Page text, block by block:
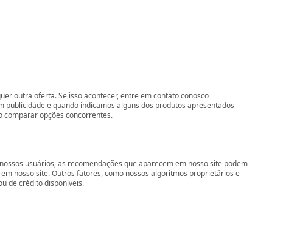
outra oferta. Se isso acontecer, entre em contato conosco
e quando indicamos alguns dos produtos apresentados
comparar opções concorrentes.
usuários, as recomendações que aparecem em nosso site podem
nosso site. Outros fatores, como nossos algoritmos proprietários e
de crédito disponíveis.